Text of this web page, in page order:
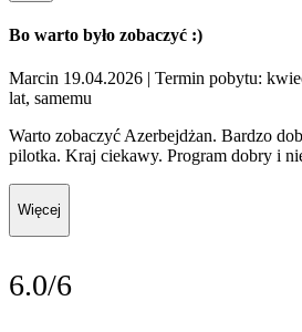
Bo warto było zobaczyć :)
Marcin 19.04.2026 | Termin pobytu:
lat, samemu
Warto zobaczyć Azerbejdżan. Bardzo
pilotka. Kraj ciekawy. Program dobry i
Więcej
6.0/6